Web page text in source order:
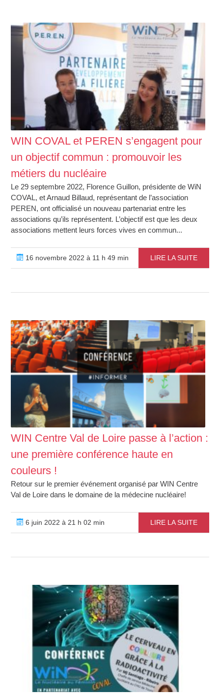
WIN COVAL et PEREN s’engagent pour
un objectif commun : promouvoir les
métiers du nucléaire
Le 29 septembre 2022, Florence Guillon, présidente de WiN
COVAL, et Arnaud Billaud, représentant de l’association
PEREN, ont officialisé un nouveau partenariat entre les
associations qu’ils représentent. L’objectif est que les deux
associations mettent leurs forces vives en commun...
16 novembre 2022 à 11 h 49 min LIRE LA SUITE
WIN Centre Val de Loire passe à l’action :
une première conférence haute en
couleurs !
Retour sur le premier événement organisé par WIN Centre
Val de Loire dans le domaine de la médecine nucléaire!
6 juin 2022 à 21 h 02 min LIRE LA SUITE